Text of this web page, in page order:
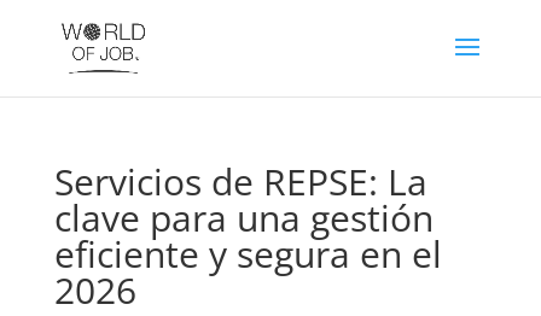
Servicios de REPSE: La
clave para una gestión
eficiente y segura en el
2026